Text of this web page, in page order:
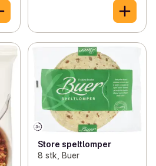
Store speltlomper
8 stk, Buer